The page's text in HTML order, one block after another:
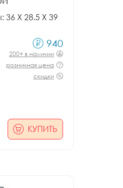
X 28.5 X 39
940
200+ в наличии
розничная цена
скидки
КУПИТЬ